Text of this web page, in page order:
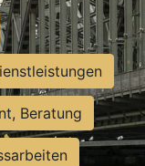
Beratung